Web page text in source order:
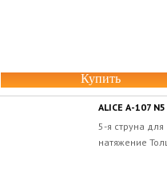
Купить
ALICE А-107 N5
5-я струна
натяжение